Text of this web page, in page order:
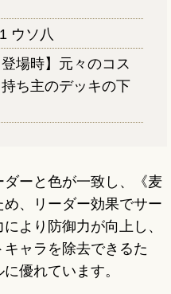
ウソ八
場時】元々のコス
ち主のデッキの下
ーと色が一致し、《麦
、リーダー効果でサー
より防御力が向上し、
ャラを除去できるた
優れています。